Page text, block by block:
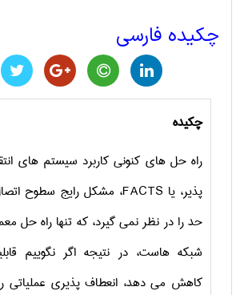
چکیده فارسی
چکیده
راه حل های کنونی کاربرد سیستم های
پذیر، یا FACTS، مشکل رایج سطوح
حد را در نظر نمی گیرد، که تنها راه حل
شبکه هاست، در نتیجه اگر نگوییم
کاهش می دهد، انعطاف پذیری عملیاتی